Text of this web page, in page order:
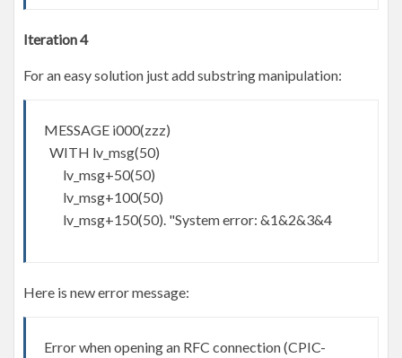
Iteration 4
For an easy solution just add substring manipulation:
MESSAGE i000(zzz)
WITH lv_msg(50)
lv_msg+50(50)
lv_msg+100(50)
lv_msg+150(50). "System error: &1&2&3&4
Here is new error message:
Error when opening an RFC connection (CPIC-